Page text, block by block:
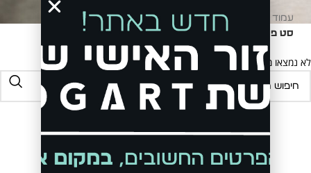
עמוד הבית קולקציית חורף
סריגים ופוטרים
סט פוטר לגבר
לא נמצאו מוצרים התואמים את בחירתך.